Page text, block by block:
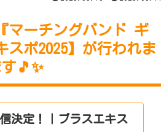
マーチングバンド ギ
スポ2025】が行われま
🎵✨
決定！｜ブラスエキス